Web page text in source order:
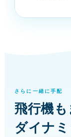
さらに一緒に手配
飛行機も
ダイナ